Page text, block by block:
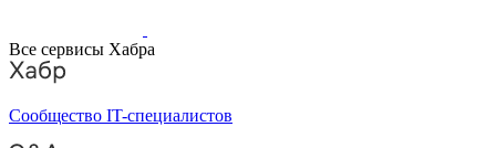
Все сервисы Хабра
Сообщество IT-специалистов